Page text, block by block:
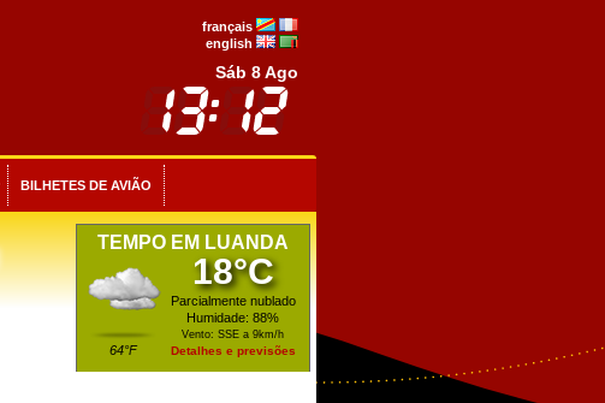
français
english
Sáb 8 Ago
BILHETES DE AVIÃO
TEMPO EM LUANDA
64°F
18°C
Parcialmente nublado
Humidade: 88%
Vento: SSE a 9km/h
Detalhes e previsões